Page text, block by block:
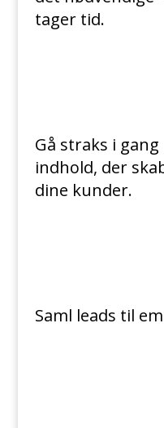
tager tid.
Gå straks i
indhold, der
dine kunder.
Saml leads til